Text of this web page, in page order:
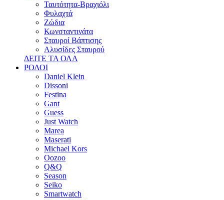
Ταυτότητα-Βραχιόλι
Φυλαχτά
Ζώδια
Κωνσταντινάτα
Σταυροί Βάπτισης
Αλυσίδες Σταυρού
ΔΕΙΤΕ ΤΑ ΟΛΑ
ΡΟΛΟΙ
Daniel Klein
Dissoni
Festina
Gant
Guess
Just Watch
Marea
Maserati
Michael Kors
Oozoo
Q&Q
Season
Seiko
Smartwatch